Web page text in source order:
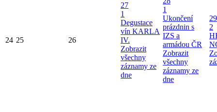
24 25 26
27
1
Degustace
vín KARLA
IV.
Zobrazit
všechny
záznamy ze
dne
1
Ukončení
prázdnin s
IZS a
armádou ČR
Zobrazit
všechny
záznamy ze
dne
29
2